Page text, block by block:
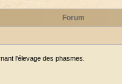
Forum
l'élevage des phasmes.